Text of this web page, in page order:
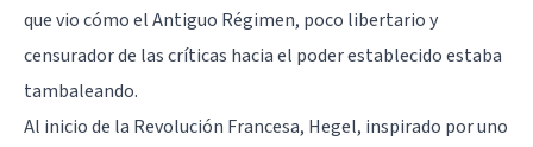
que vio cómo el Antiguo Régimen, poco libertario y
censurador de las críticas hacia el poder establecido estaba
tambaleando.
Al inicio de la Revolución Francesa, Hegel, inspirado por uno